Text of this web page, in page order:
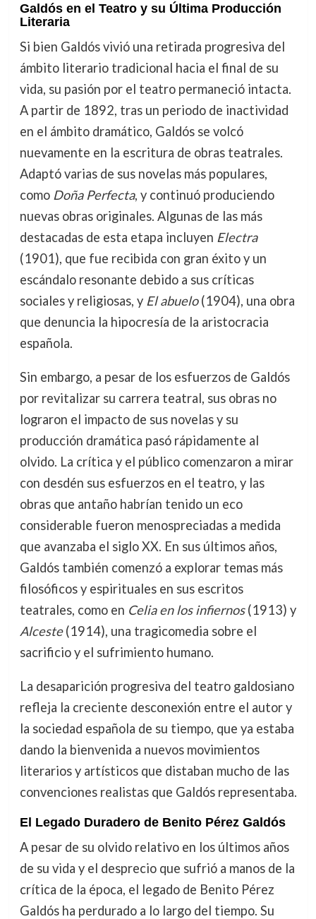
Galdós en el Teatro y su Última Producción
Literaria
Si bien Galdós vivió una retirada progresiva del
ámbito literario tradicional hacia el final de su
vida, su pasión por el teatro permaneció intacta.
A partir de 1892, tras un periodo de inactividad
en el ámbito dramático, Galdós se volcó
nuevamente en la escritura de obras teatrales.
Adaptó varias de sus novelas más populares,
como Doña Perfecta, y continuó produciendo
nuevas obras originales. Algunas de las más
destacadas de esta etapa incluyen Electra
(1901), que fue recibida con gran éxito y un
escándalo resonante debido a sus críticas
sociales y religiosas, y El abuelo(1904), una obra
que denuncia la hipocresía de la aristocracia
española.
Sin embargo, a pesar de los esfuerzos de Galdós
por revitalizar su carrera teatral, sus obras no
lograron el impacto de sus novelas y su
producción dramática pasó rápidamente al
olvido. La crítica y el público comenzaron a mirar
con desdén sus esfuerzos en el teatro, y las
obras que antaño habrían tenido un eco
considerable fueron menospreciadas a medida
que avanzaba el siglo XX. En sus últimos años,
Galdós también comenzó a explorar temas más
filosóficos y espirituales en sus escritos
teatrales, como en Celia en los infiernos(1913) y
Alceste(1914), una tragicomedia sobre el
sacrificio y el sufrimiento humano.
La desaparición progresiva del teatro galdosiano
refleja la creciente desconexión entre el autor y
la sociedad española de su tiempo, que ya estaba
dando la bienvenida a nuevos movimientos
literarios y artísticos que distaban mucho de las
convenciones realistas que Galdós representaba.
El Legado Duradero de Benito Pérez Galdós
A pesar de su olvido relativo en los últimos años
de su vida y el desprecio que sufrió a manos de la
crítica de la época, el legado de Benito Pérez
Galdós ha perdurado a lo largo del tiempo. Su